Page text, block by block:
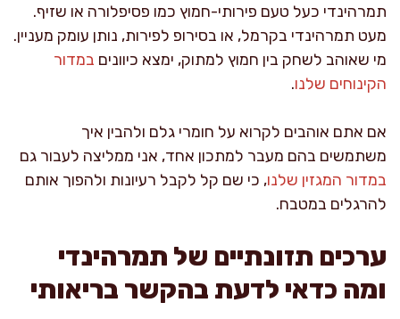
תמרהינדי כעל טעם פירותי-חמוץ כמו פסיפלורה או שזיף.
מעט תמרהינדי בקרמל, או בסירופ לפירות, נותן עומק מעניין.
מי שאוהב לשחק בין חמוץ למתוק, ימצא כיוונים במדור
הקינוחים שלנו.
אם אתם אוהבים לקרוא על חומרי גלם ולהבין איך
משתמשים בהם מעבר למתכון אחד, אני ממליצה לעבור גם
במדור המגזין שלנו, כי שם קל לקבל רעיונות ולהפוך אותם
להרגלים במטבח.
ערכים תזונתיים של תמרהינדי
ומה כדאי לדעת בהקשר בריאותי